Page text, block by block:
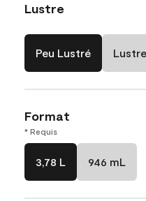
Lustre
Peu Lustré
Format
* Requis
3,78 L 946 mL